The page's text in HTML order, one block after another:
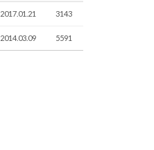
2017.01.21 3143
2014.03.09 5591